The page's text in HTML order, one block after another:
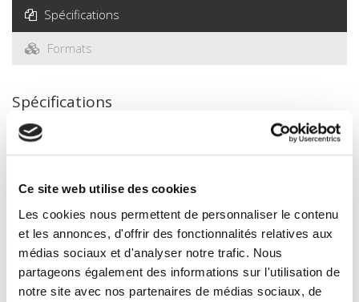
Ce site web utilise des cookies
Les cookies nous permettent de personnaliser le contenu
et les annonces, d'offrir des fonctionnalités relatives aux
médias sociaux et d'analyser notre trafic. Nous
partageons également des informations sur l'utilisation de
notre site avec nos partenaires de médias sociaux, de
Spécifications
Formats
Spécifications
Éditeur
Revue
20 & 21. Revue d'histoire
ISSN
02941759
Langue
français